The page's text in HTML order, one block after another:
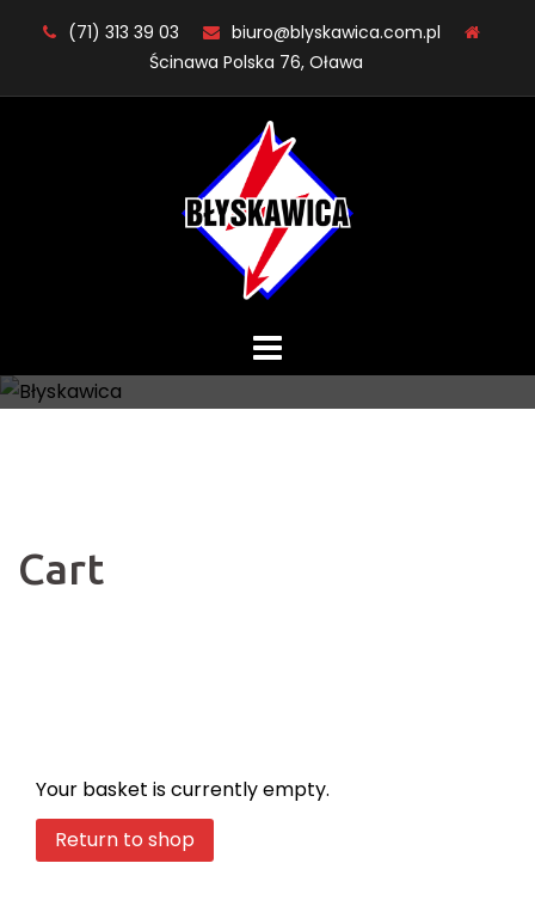
(71) 313 39 03
biuro@blyskawica.com.pl
Ścinawa Polska 76, Oława
Cart
Your basket is currently empty.
Return to shop